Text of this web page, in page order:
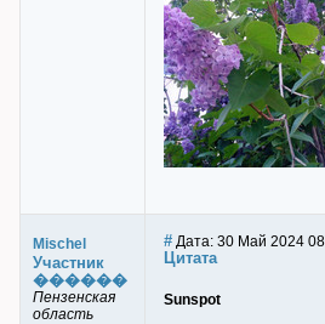
Mischel
Участник
������
Пензенская
область
# Дата: 30 Май 2024
Цитата
Sunspot